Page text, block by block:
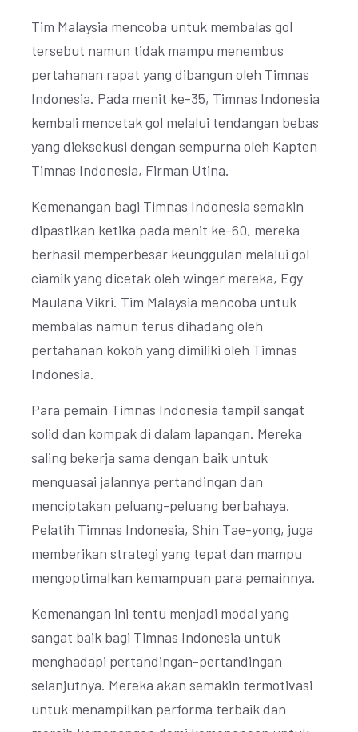
Tim Malaysia mencoba untuk membalas gol
tersebut namun tidak mampu menembus
pertahanan rapat yang dibangun oleh Timnas
Indonesia. Pada menit ke-35, Timnas Indonesia
kembali mencetak gol melalui tendangan bebas
yang dieksekusi dengan sempurna oleh Kapten
Timnas Indonesia, Firman Utina.
Kemenangan bagi Timnas Indonesia semakin
dipastikan ketika pada menit ke-60, mereka
berhasil memperbesar keunggulan melalui gol
ciamik yang dicetak oleh winger mereka, Egy
Maulana Vikri. Tim Malaysia mencoba untuk
membalas namun terus dihadang oleh
pertahanan kokoh yang dimiliki oleh Timnas
Indonesia.
Para pemain Timnas Indonesia tampil sangat
solid dan kompak di dalam lapangan. Mereka
saling bekerja sama dengan baik untuk
menguasai jalannya pertandingan dan
menciptakan peluang-peluang berbahaya.
Pelatih Timnas Indonesia, Shin Tae-yong, juga
memberikan strategi yang tepat dan mampu
mengoptimalkan kemampuan para pemainnya.
Kemenangan ini tentu menjadi modal yang
sangat baik bagi Timnas Indonesia untuk
menghadapi pertandingan-pertandingan
selanjutnya. Mereka akan semakin termotivasi
untuk menampilkan performa terbaik dan